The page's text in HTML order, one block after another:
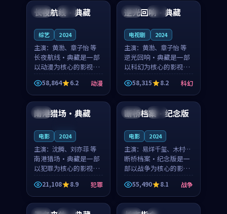
中国 院线
长夜航线·典藏
综艺 2024
主演： 黄渤、章子怡 等
长夜航线·典藏是一部
以动漫为核心的影视作
品，围绕危机、反转与
人物成长展开，整体节
奏紧凑，值得推荐观
看。
58,864 6.2 动漫
泰国 完结
逆光回响·典藏
电视剧 2024
主演： 黄渤、章子怡 等
逆光回响·典藏是一部
以科幻为核心的影视作
品，围绕危机、反转与
人物成长展开，整体节
奏紧凑，值得推荐观
看。
58,315 8.2 科幻
中国
南港猎场·典藏
电影 2024
主演： 沈腾、刘亦菲 等
南港猎场·典藏是一部
以犯罪为核心的影视作
品，围绕危机、反转与
人物成长展开，整体节
奏紧凑，值得推荐观
看。
21,108 8.9 犯罪
韩国 高分
断桥档案·纪念版
电影 2024
主演： 易烊千玺、木村拓
哉 等
断桥档案·纪念版是一
部以战争为核心的影视
作品，围绕危机、反转
与人物成长展开，整体
节奏紧凑，值得推荐观
看。
55,490 8.1 战争